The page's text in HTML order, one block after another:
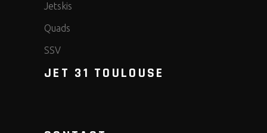
Jetskis
Quads
SSV
JET 31 TOULOUSE